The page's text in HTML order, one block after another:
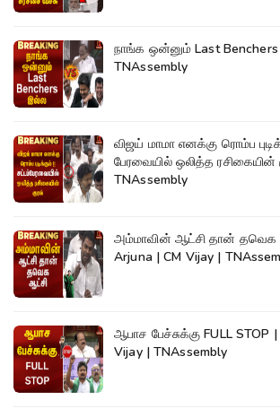
நாங்க ஒன்னும் Last
TNAssembly
விஜய் மாமா எனக்கு ரொம்ப
பேரவையில் ஒலித்த ரசிகையின்
TNAssembly
அம்மாவின் ஆட்சி தான் தவெக ஆட்சி |
Arjuna | CM Vijay |
ஆபாச பேச்சுக்கு FULL STOP | Udhayanidhi | CM
Vijay | TNAssembly